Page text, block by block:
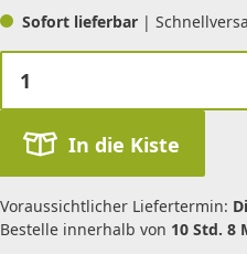
Sofort lieferbar |
In die Kiste
Voraussichtlicher Liefertermin:
Bestelle innerhalb von 10 Std. 8